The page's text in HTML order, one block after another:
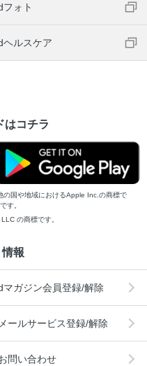
フォト
ヘルスケア
はコチラ
国や地域におけるApple Inc.の商標で
す。
の商標です。
報
マガジン会員登録/解除
メールサービス登録/解除
問い合わせ